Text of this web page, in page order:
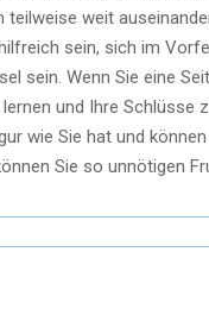
teilweise weit
sein, sich im
sein. Wenn Sie eine
und Ihre Schlüsse
wie Sie hat und
Sie so unnötigen